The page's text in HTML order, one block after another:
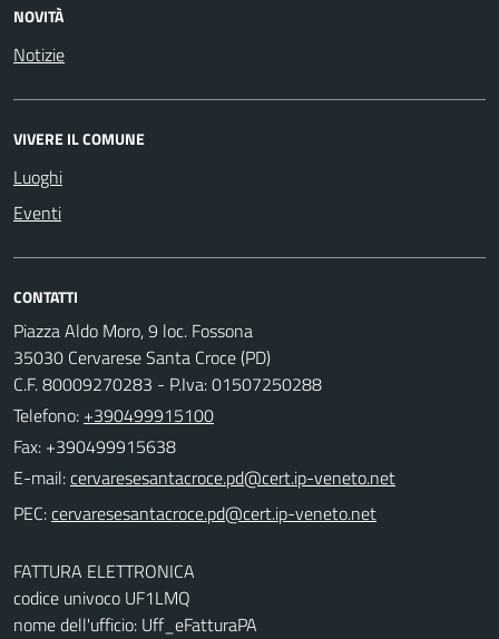
NOVITÀ
Notizie
VIVERE IL COMUNE
Luoghi
Eventi
CONTATTI
Piazza Aldo Moro, 9 loc. Fossona
35030 Cervarese Santa Croce (PD)
C.F. 80009270283 - P.Iva: 01507250288
Telefono: +390499915100
Fax: +390499915638
E-mail:
PEC:
FATTURA ELETTRONICA
codice univoco UF1LMQ
nome dell'ufficio: Uff_eFatturaPA